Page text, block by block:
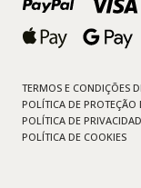
TERMOS E CONDIÇÕES
POLÍTICA DE PROTEÇÃO
POLÍTICA DE
POLÍTICA DE COOKIES